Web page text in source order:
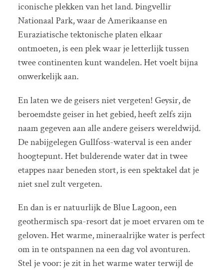
iconische plekken van het land. Þingvellir
Nationaal Park, waar de Amerikaanse en
Euraziatische tektonische platen elkaar
ontmoeten, is een plek waar je letterlijk tussen
twee continenten kunt wandelen. Het voelt bijna
onwerkelijk aan.
En laten we de geisers niet vergeten! Geysir, de
beroemdste geiser in het gebied, heeft zelfs zijn
naam gegeven aan alle andere geisers wereldwijd.
De nabijgelegen Gullfoss-waterval is een ander
hoogtepunt. Het bulderende water dat in twee
etappes naar beneden stort, is een spektakel dat je
niet snel zult vergeten.
En dan is er natuurlijk de Blue Lagoon, een
geothermisch spa-resort dat je moet ervaren om te
geloven. Het warme, mineraalrijke water is perfect
om in te ontspannen na een dag vol avonturen.
Stel je voor: je zit in het warme water terwijl de